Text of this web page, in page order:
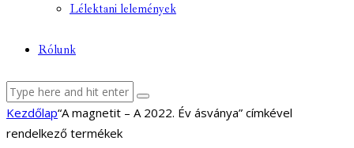
Lélektani lelemények
Rólunk
facebook-
1
youtube-
1
email
Kezdőlap“A magnetit – A 2022. Év ásványa” címkével
rendelkező termékek